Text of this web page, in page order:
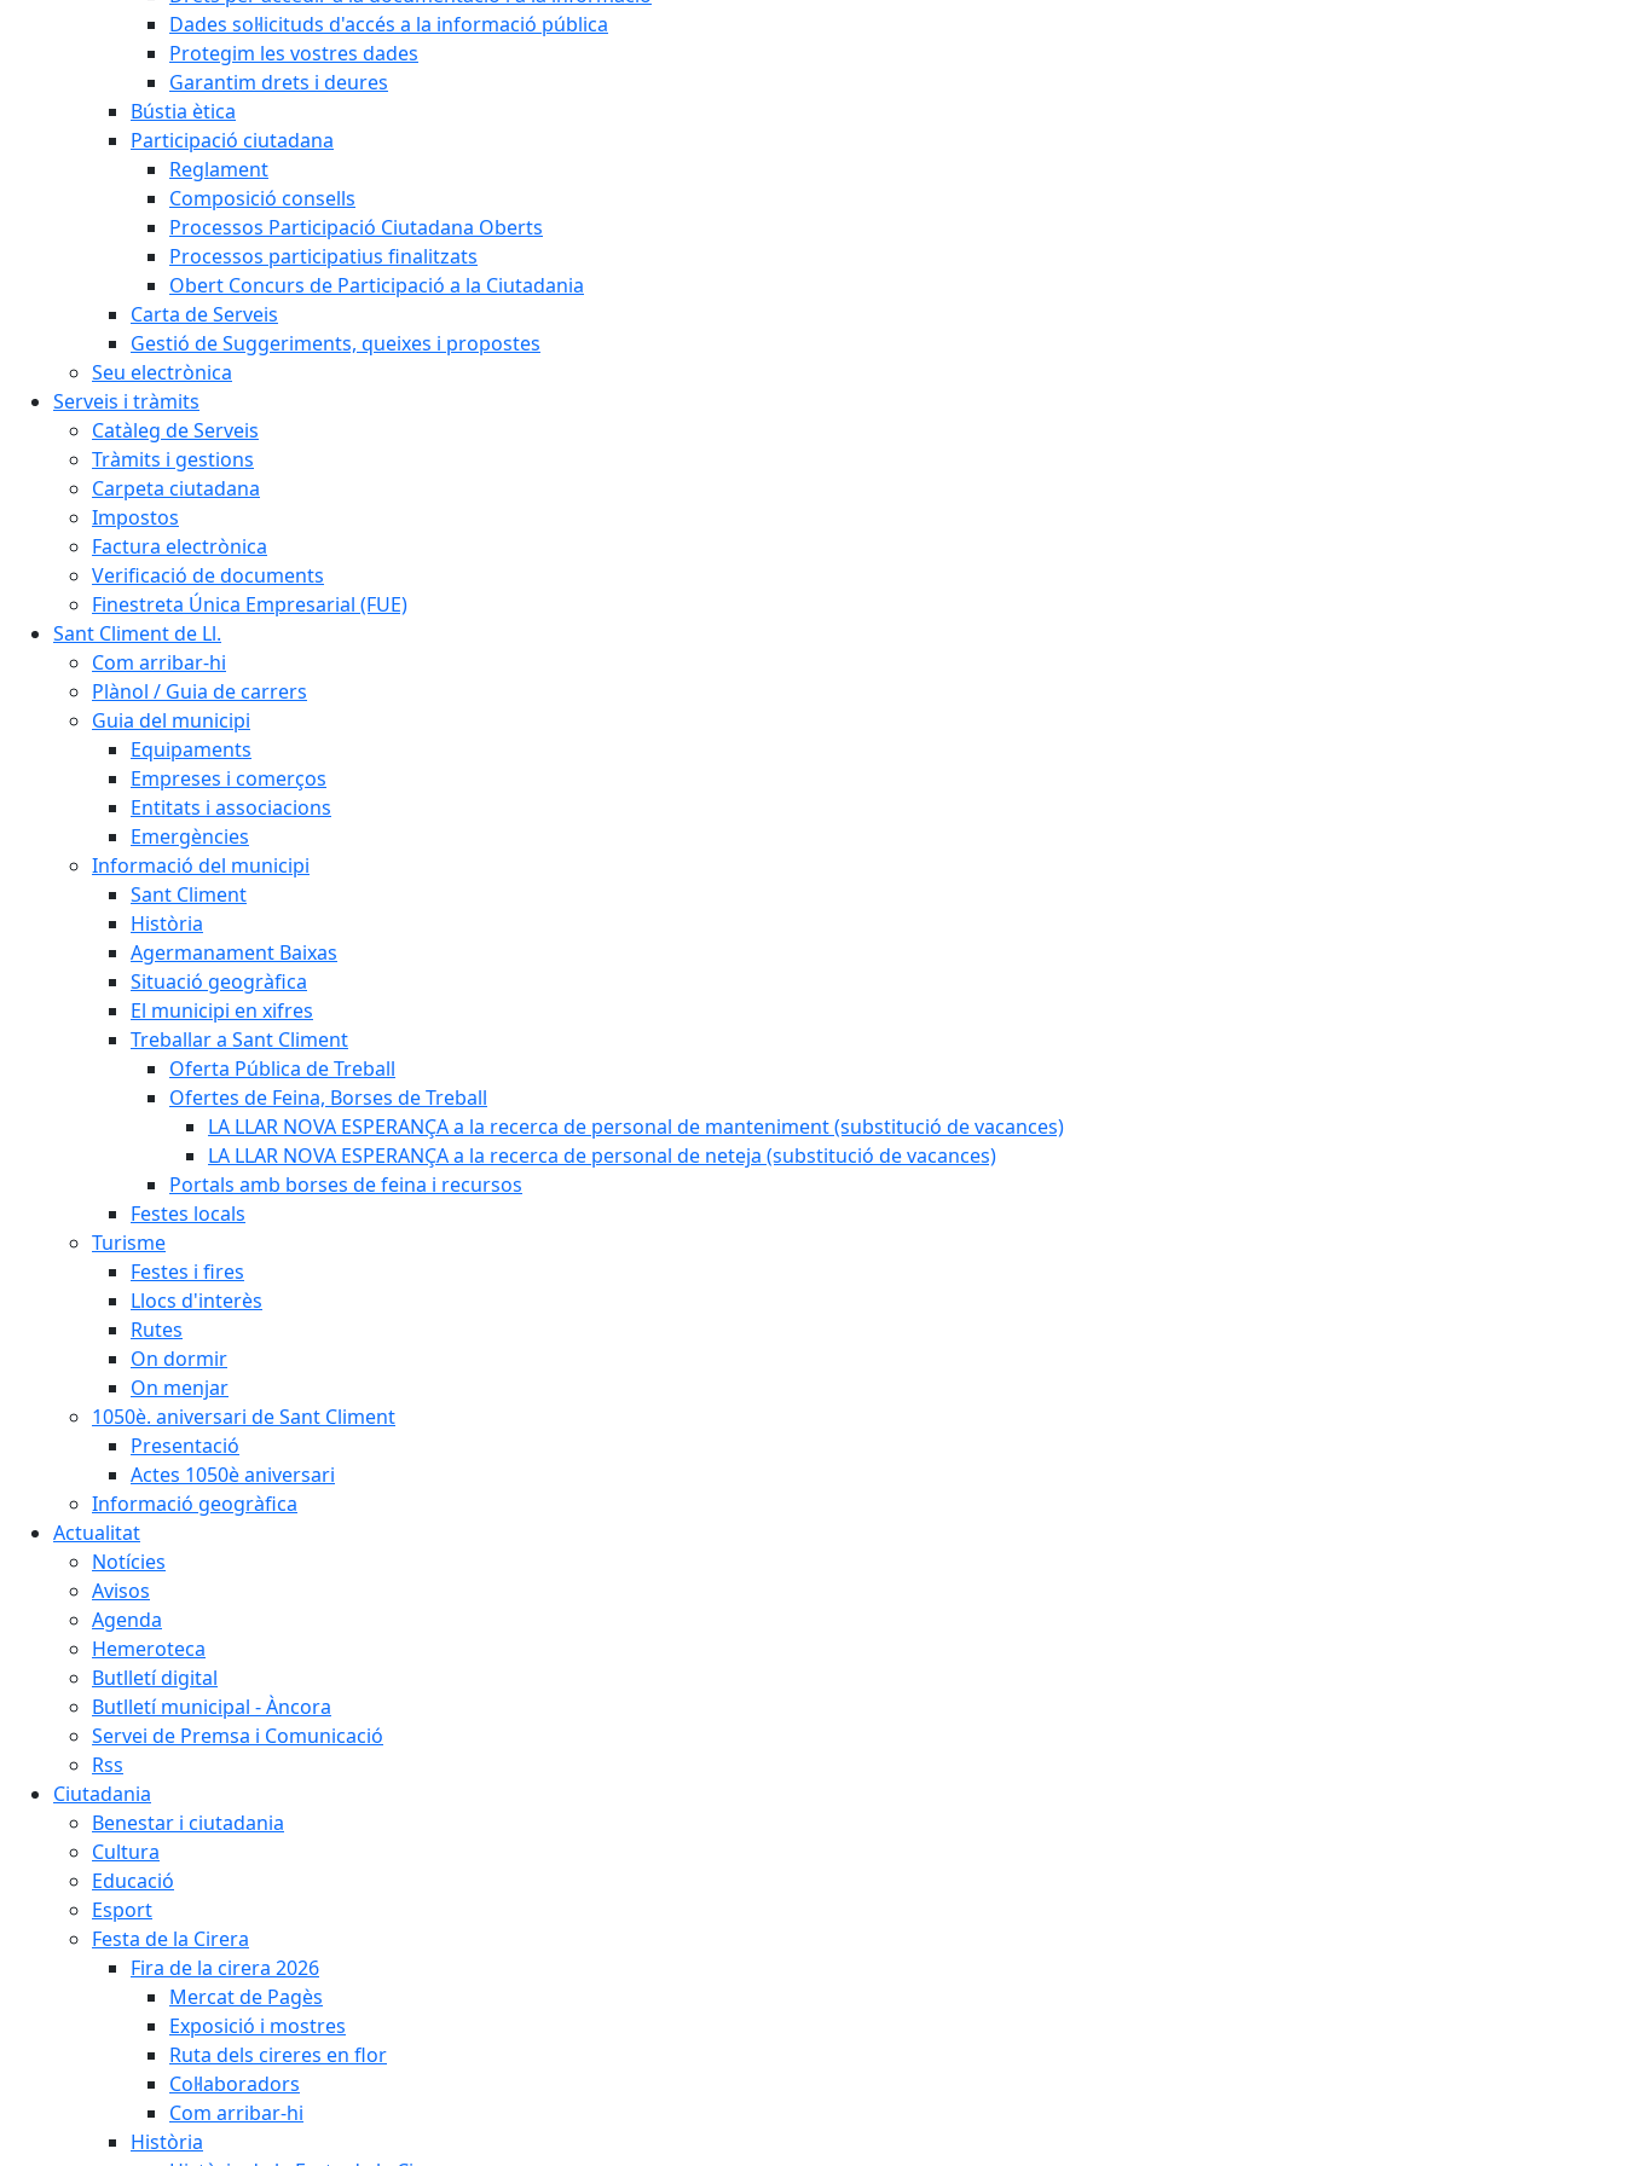
Dades sol·licituds d'accés a la informació pública
Protegim les vostres dades
Garantim drets i deures
Bústia ètica
Participació ciutadana
Reglament
Composició consells
Processos Participació Ciutadana Oberts
Processos participatius finalitzats
Obert Concurs de Participació a la Ciutadania
Carta de Serveis
Gestió de Suggeriments, queixes i propostes
Seu electrònica
Serveis i tràmits
Catàleg de Serveis
Tràmits i gestions
Carpeta ciutadana
Impostos
Factura electrònica
Verificació de documents
Finestreta Única Empresarial (FUE)
Sant Climent de Ll.
Com arribar-hi
Plànol / Guia de carrers
Guia del municipi
Equipaments
Empreses i comerços
Entitats i associacions
Emergències
Informació del municipi
Sant Climent
Història
Agermanament Baixas
Situació geogràfica
El municipi en xifres
Treballar a Sant Climent
Oferta Pública de Treball
Ofertes de Feina, Borses de Treball
LA LLAR NOVA ESPERANÇA a la recerca de personal de manteniment (substitució de vacances)
LA LLAR NOVA ESPERANÇA a la recerca de personal de neteja (substitució de vacances)
Portals amb borses de feina i recursos
Festes locals
Turisme
Festes i fires
Llocs d'interès
Rutes
On dormir
On menjar
1050è. aniversari de Sant Climent
Presentació
Actes 1050è aniversari
Informació geogràfica
Actualitat
Notícies
Avisos
Agenda
Hemeroteca
Butlletí digital
Butlletí municipal - Àncora
Servei de Premsa i Comunicació
Rss
Ciutadania
Benestar i ciutadania
Cultura
Educació
Esport
Festa de la Cirera
Fira de la cirera 2026
Mercat de Pagès
Exposició i mostres
Ruta dels cireres en flor
Col·laboradors
Com arribar-hi
Història